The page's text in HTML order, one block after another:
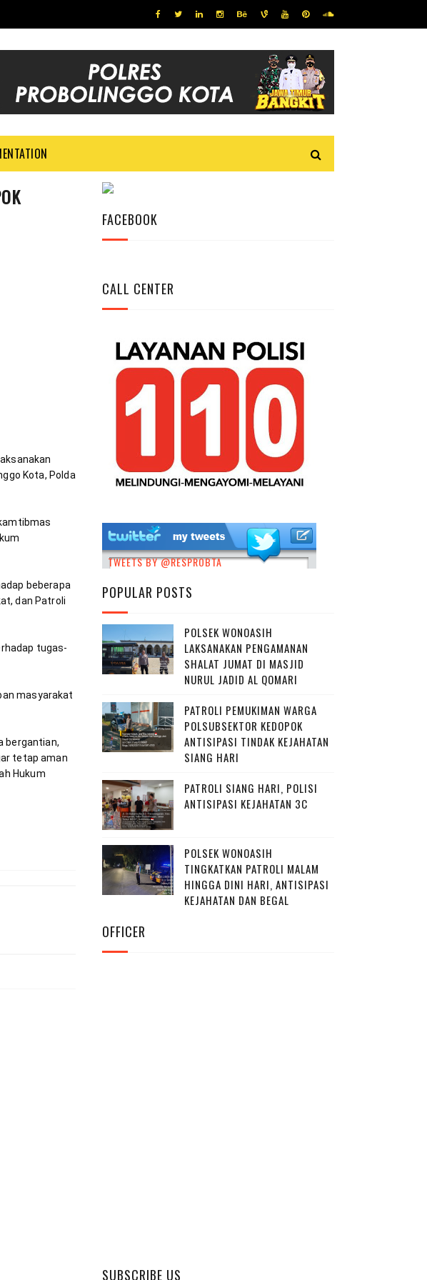
Kota, Polda
beberapa
dan Patroli
tugas-
masyarakat
bergantian,
tetap aman
Hukum
FACEBOOK
CALL CENTER
TWEETS BY @RESPROBTA
POPULAR POSTS
POLSEK WONOASIH
LAKSANAKAN PENGAMANAN
SHALAT JUMAT DI MASJID
NURUL JADID AL QOMARI
PATROLI PEMUKIMAN WARGA
POLSUBSEKTOR KEDOPOK
ANTISIPASI TINDAK KEJAHATAN
SIANG HARI
PATROLI SIANG HARI, POLISI
ANTISIPASI KEJAHATAN 3C
POLSEK WONOASIH
TINGKATKAN PATROLI MALAM
HINGGA DINI HARI, ANTISIPASI
KEJAHATAN DAN BEGAL
OFFICER
SUBSCRIBE US